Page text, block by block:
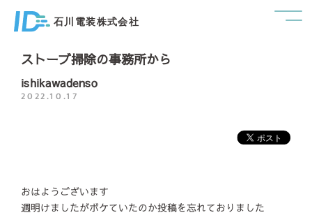
石川電装株式会社
ストーブ掃除の事務所から
ishikawadenso
2022.10.17
おはようございます
週明けましたがボケていたのか投稿を忘れておりました